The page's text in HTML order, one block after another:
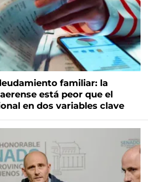
familiar: la
está peor que el
en dos variables clave